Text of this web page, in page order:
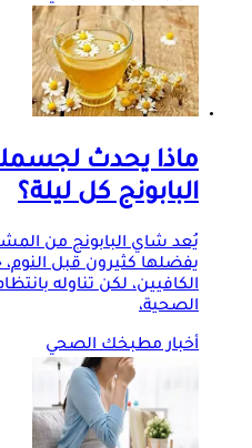
ماذا يحدث
البابونج كل ليلة؟
يُعد شاي البابونج من
يفضلها كثيرون قبل
الكافيين، لكن تناوله
الصحية،
أخبار مطبخك الصحي